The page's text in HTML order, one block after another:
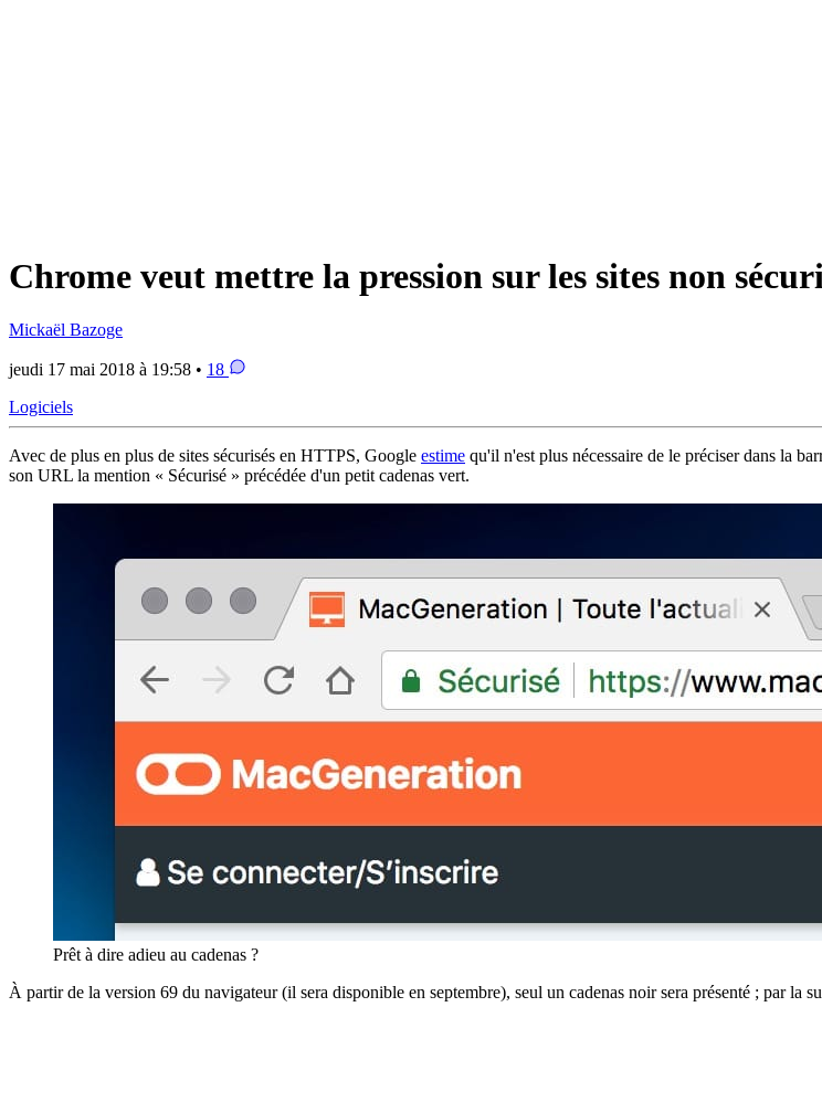
Chrome veut mettre la pression sur les sites non
Mickaël Bazoge
jeudi 17 mai 2018 à 19:58 • 18
Logiciels
Avec de plus en plus de sites sécurisés en HTTPS, Google estime qu'il n'est plus nécessaire de le préciser dans la
son URL la mention « Sécurisé » précédée d'un petit cadenas vert.
Prêt à dire adieu au cadenas ?
À partir de la version 69 du navigateur (il sera disponible en septembre), seul un cadenas noir sera présenté ; par la